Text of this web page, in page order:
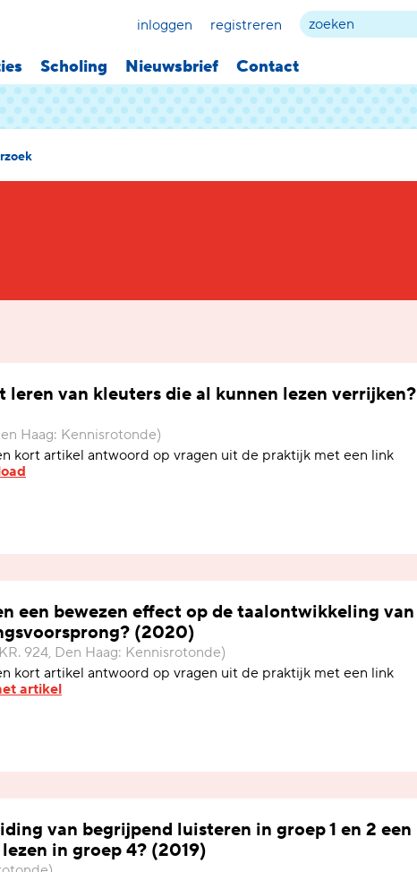
inloggen registreren
Scholing Nieuwsbrief Contact
leren van kleuters die al kunnen lezen verrijken?
Haag: Kennisrotonde)
kort artikel antwoord op vragen uit de praktijk met een link
een bewezen effect op de taalontwikkeling van
(2020)
924, Den Haag: Kennisrotonde)
kort artikel antwoord op vragen uit de praktijk met een link
artikel
van begrijpend luisteren in groep 1 en 2 een
in groep 4? (2019)